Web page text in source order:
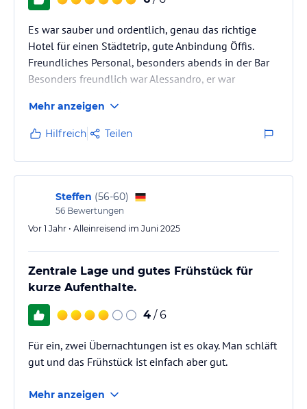
Hinweis:
verbindlichen Angebotsdetailsdes jeweiligen Veranstalters.
Es war sauber und ordentlich, genau das richtige
Hotel für einen Städtetrip, gute Anbindung Öffis.
Freundliches Personal, besonders abends in der Bar
Besonders freundlich war Alessandro, er war
Mehr anzeigen
Hilfreich Teilen
Steffen (56-60)
56 Bewertungen
Vor 1 Jahr • Alleinreisend im Juni 2025
Zentrale Lage und gutes Frühstück für
kurze Aufenthalte.
4 / 6
Für ein, zwei Übernachtungen ist es okay. Man schläft
gut und das Frühstück ist einfach aber gut.
Mehr anzeigen